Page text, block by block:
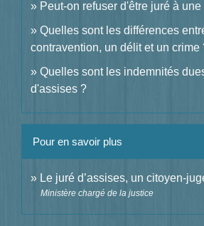
Peut-on refuser d'être juré à
Quelles sont les différences
contravention, un délit et un crime
Quelles sont les indemnités
d'assises ?
Pour en savoir plus
Le juré d’assises, un citoyen-
Ministère chargé de la justice